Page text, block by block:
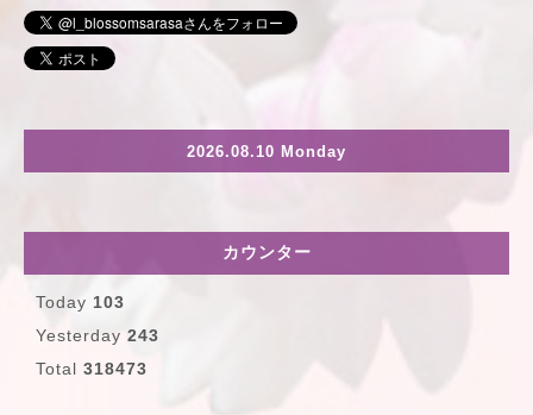
2026.08.10 Monday
カウンター
Today 103
Yesterday 243
Total 318473